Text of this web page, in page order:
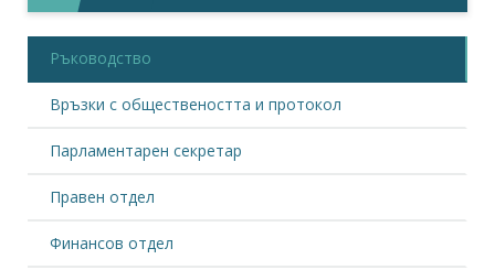
Ръководство
Връзки с обществеността и протокол
Парламентарен секретар
Правен отдел
Финансов отдел